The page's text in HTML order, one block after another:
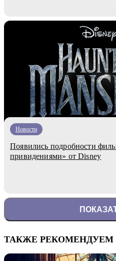
Новости
Появились подробности
привидениями» от Disney
ТАКЖЕ РЕКОМЕНДУЕМ